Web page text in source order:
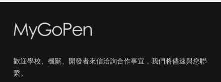
歡迎學校、機關、開發者來信洽詢合作事宜，我們將儘速與您聯
繫。